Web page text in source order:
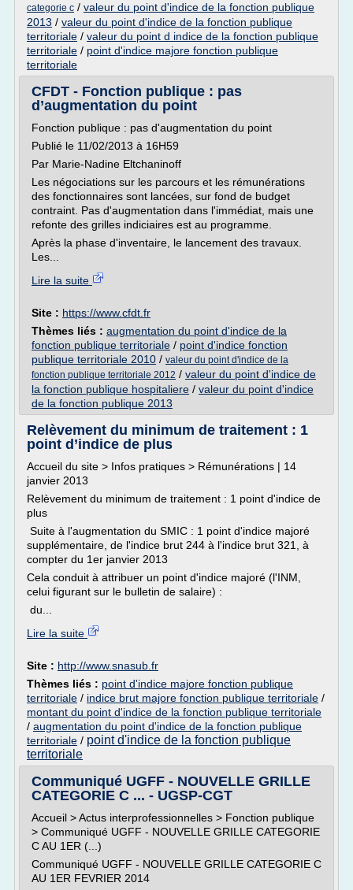
categorie c / valeur du point d'indice de la fonction publique
2013 / valeur du point d'indice de la fonction publique
territoriale / valeur du point d indice de la fonction publique
territoriale / point d'indice majore fonction publique
territoriale
CFDT - Fonction publique : pas
d’augmentation du point
Fonction publique : pas d'augmentation du point
Publié le 11/02/2013 à 16H59
Par Marie-Nadine Eltchaninoff
Les négociations sur les parcours et les rémunérations
des fonctionnaires sont lancées, sur fond de budget
contraint. Pas d'augmentation dans l'immédiat, mais une
refonte des grilles indiciaires est au programme.
Après la phase d'inventaire, le lancement des travaux.
Les...
Lire la suite
Site : https://www.cfdt.fr
Thèmes liés : augmentation du point d'indice de la
fonction publique territoriale / point d'indice fonction
publique territoriale 2010 / valeur du point d'indice de la
fonction publique territoriale 2012 / valeur du point d'indice de
la fonction publique hospitaliere / valeur du point d'indice
de la fonction publique 2013
Relèvement du minimum de traitement : 1
point d’indice de plus
Accueil du site > Infos pratiques > Rémunérations | 14
janvier 2013
Relèvement du minimum de traitement : 1 point d'indice de
plus
Suite à l'augmentation du SMIC : 1 point d'indice majoré
supplémentaire, de l'indice brut 244 à l'indice brut 321, à
compter du 1er janvier 2013
Cela conduit à attribuer un point d'indice majoré (l'INM,
celui figurant sur le bulletin de salaire) :
du...
Lire la suite
Site : http://www.snasub.fr
Thèmes liés : point d'indice majore fonction publique
territoriale / indice brut majore fonction publique territoriale /
montant du point d'indice de la fonction publique territoriale
/ augmentation du point d'indice de la fonction publique
territoriale / point d'indice de la fonction publique
territoriale
Communiqué UGFF - NOUVELLE GRILLE
CATEGORIE C ... - UGSP-CGT
Accueil > Actus interprofessionnelles > Fonction publique
> Communiqué UGFF - NOUVELLE GRILLE CATEGORIE
C AU 1ER (...)
Communiqué UGFF - NOUVELLE GRILLE CATEGORIE C
AU 1ER FEVRIER 2014